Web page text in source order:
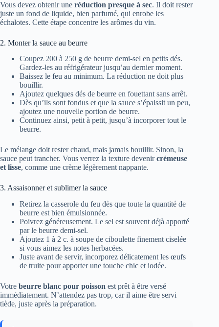
Vous devez obtenir une réduction presque à sec. Il doit rester
juste un fond de liquide, bien parfumé, qui enrobe les
échalotes. Cette étape concentre les arômes du vin.
2. Monter la sauce au beurre
Coupez 200 à 250 g de beurre demi-sel en petits dés.
Gardez-les au réfrigérateur jusqu’au dernier moment.
Baissez le feu au minimum. La réduction ne doit plus
bouillir.
Ajoutez quelques dés de beurre en fouettant sans arrêt.
Dès qu’ils sont fondus et que la sauce s’épaissit un peu,
ajoutez une nouvelle portion de beurre.
Continuez ainsi, petit à petit, jusqu’à incorporer tout le
beurre.
Le mélange doit rester chaud, mais jamais bouillir. Sinon, la
sauce peut trancher. Vous verrez la texture devenircrémeuse
et lisse, comme une crème légèrement nappante.
3. Assaisonner et sublimer la sauce
Retirez la casserole du feu dès que toute la quantité de
beurre est bien émulsionnée.
Poivrez généreusement. Le sel est souvent déjà apporté
par le beurre demi-sel.
Ajoutez 1 à 2 c. à soupe de ciboulette finement ciselée
si vous aimez les notes herbacées.
Juste avant de servir, incorporez délicatement les œufs
de truite pour apporter une touche chic et iodée.
Votre beurre blanc pour poisson est prêt à être versé
immédiatement. N’attendez pas trop, car il aime être servi
tiède, juste après la préparation.